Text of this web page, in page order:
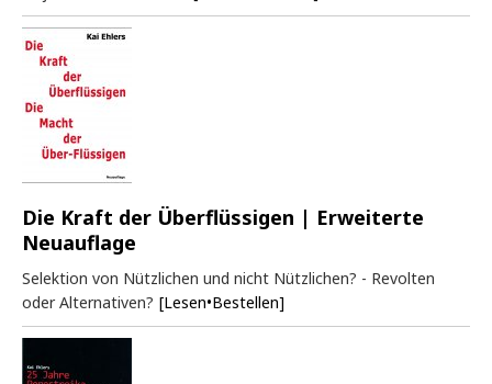
Die Kraft der Überflüssigen | Erweiterte
Neuauflage
Selektion von Nützlichen und nicht Nützlichen? - Revolten
oder Alternativen? [Lesen•Bestellen]